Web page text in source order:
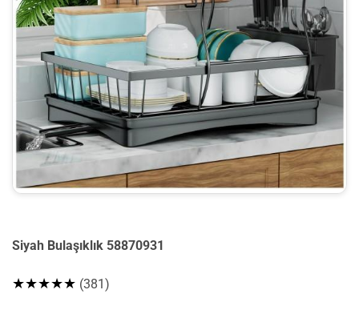
Siyah Bulaşıklık 58870931
★★★★★ (381)